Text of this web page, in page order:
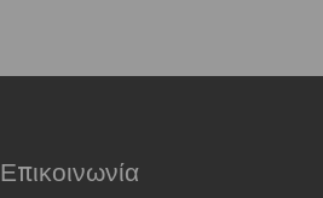
Επικοινωνία